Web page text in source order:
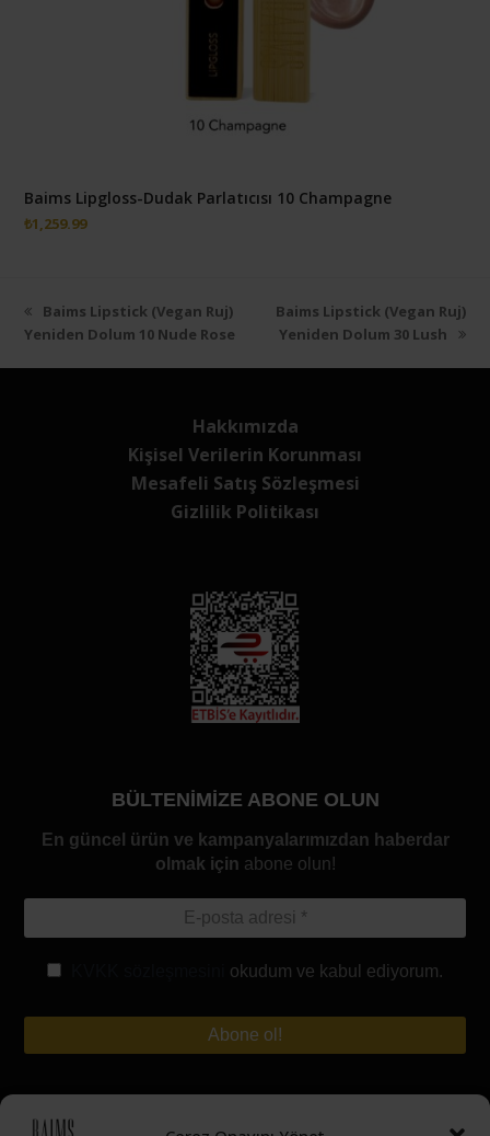
Baims Lipgloss-Dudak Parlatıcısı 10 Champagne
₺1,259.99
Önceki
slayt:
Baims Lipstick (Vegan Ruj)
Yeniden Dolum 10 Nude Rose
next
post:
Baims Lipstick (Vegan Ruj)
Yeniden Dolum 30 Lush
Hakkımızda
Kişisel Verilerin Korunması
Mesafeli Satış Sözleşmesi
Gizlilik Politikası
BÜLTENİMİZE ABONE OLUN
En güncel ürün ve kampanyalarımızdan haberdar
olmak için abone olun!
okudum ve kabul ediyorum.